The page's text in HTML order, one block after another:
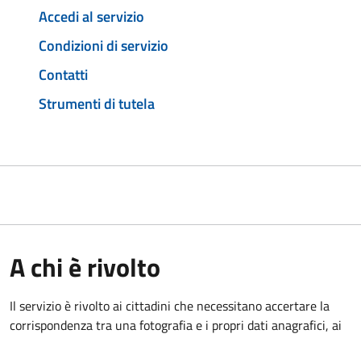
Accedi al servizio
Condizioni di servizio
Contatti
Strumenti di tutela
A chi è rivolto
Il servizio è rivolto ai cittadini che necessitano accertare la
corrispondenza tra una fotografia e i propri dati anagrafici, ai